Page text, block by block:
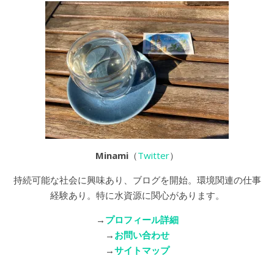
Minami （Twitter）
持続可能な社会に興味あり、ブログを開始。環境関連の仕事
経験あり。特に水資源に関心があります。
→ プロフィール詳細
→ お問い合わせ
→サイトマップ